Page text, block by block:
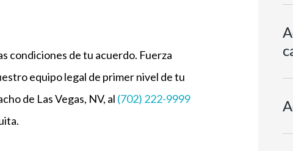
condiciones de tu acuerdo. Fuerza
equipo legal de primer nivel de tu
de Las Vegas, NV, al (702) 222-9999